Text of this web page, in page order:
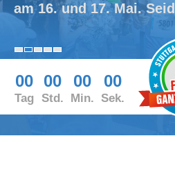
am 16. und 17. Mai.
00
Tag
00
Std.
00
Min.
00
Sek.